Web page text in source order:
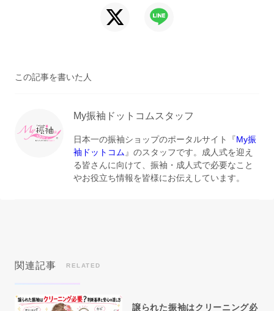
この記事を書いた人
My振袖ドットコムスタッフ
日本一の振袖ショップのポータルサイト『My振
袖ドットコム 』のスタッフです。成人式を迎え
る皆さんに向けて、振袖・成人式で必要なこと
やお役立ち情報を皆様にお伝えしています。
関連記事 RELATED
譲られた振袖はクリーニング必